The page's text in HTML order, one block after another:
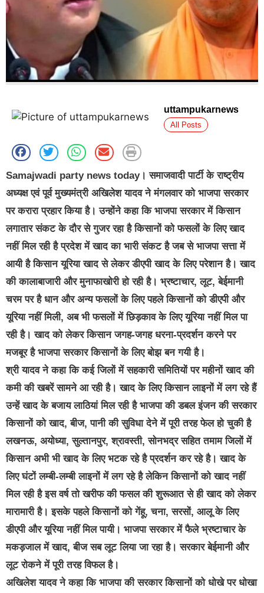
uttampukarnews
All Posts
Samajwadi party news today। समाजवादी पार्टी के राष्ट्रीय
अध्यक्ष एवं पूर्व मुख्यमंत्री अखिलेश यादव ने मंगलवार को भाजपा सरकार
पर करारा प्रहार किया है। उन्होंने कहा कि भाजपा सरकार में किसान
लगातार संकट के दौर से गुजर रहा है किसानों को फसलों के लिए खाद
नहीं मिल रही है प्रदेश में खाद का भारी संकट है जब से भाजपा सत्ता में
आयी है किसान यूरिया खाद से लेकर डीएपी खाद के लिए परेशान है। खाद
की कालाबाजारी और मुनाफाखोरी हो रही है। भ्रष्टाचार, लूट, बेईमानी
चरम पर है धान और अन्य फसलों के लिए पहले किसानों को डीएपी और
यूरिया नहीं मिली, अब भी फसलों में छिड़काव के लिए यूरिया नहीं मिल पा
रही है। खाद को लेकर किसान जगह-जगह धरना-प्रदर्शन करने पर
मजबूर है भाजपा सरकार किसानों के लिए बोझ बन गयी है।
श्री यादव ने कहा कि कई जिलों में सहकारी समितियों पर महीनों खाद की
कमी की खबरें सामने आ रही है। खाद के लिए किसान लाइनों में लग रहे हैं
उन्हें खाद के बजाय लाठियां मिल रही है भाजपा की डबल इंजन की सरकार
किसानों को खाद, बीज, पानी की सुविधा देने में पूरी तरह फेल हो चुकी है
लखनऊ, अयोध्या, सुल्तानपुर, श्रावस्ती, सोनभद्र सहित तमाम जिलों में
किसान अभी भी खाद के लिए भटक रहे है प्रदर्शन कर रहे है। खाद के
लिए घंटों लम्बी-लम्बी लाइनों में लग रहे है लेकिन किसानों को खाद नहीं
मिल रही है इस वर्ष तो खरीफ की फसल की शुरूआत से ही खाद को लेकर
मारामारी है। इसके पहले किसानों को गेंहू, चना, सरसों, आलू के लिए
डीएपी और यूरिया नहीं मिल पायी। भाजपा सरकार में फैले भ्रष्टाचार के
मकड़जाल में खाद, बीज सब लूट लिया जा रहा है। सरकार बेईमानी और
लूट रोकने में पूरी तरह विफल है।
अखिलेश यादव ने कहा कि भाजपा की सरकार किसानों को धोखे पर धोखा